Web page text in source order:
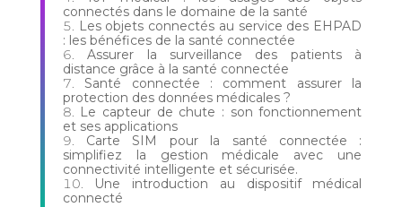
connectés dans le domaine de la santé
Les objets connectés au service des EHPAD
: les bénéfices de la santé connectée
Assurer la surveillance des patients à
distance grâce à la santé connectée
Santé connectée : comment assurer la
protection des données médicales ?
Le capteur de chute : son fonctionnement
et ses applications
Carte SIM pour la santé connectée :
simplifiez la gestion médicale avec une
connectivité intelligente et sécurisée.
Une introduction au dispositif médical
connecté